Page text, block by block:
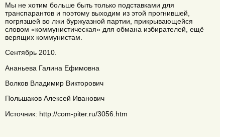
Мы не хотим больше быть только подставками для
транспарантов и поэтому выходим из этой прогнившей,
погрязшей во лжи буржуазной партии, прикрывающейся
словом «коммунистическая» для обмана избирателей, ещё
верящих коммунистам.
Сентябрь 2010.
Ананьева Галина Ефимовна
Волков Владимир Викторович
Польшаков Алексей Иванович
Источник: http://com-piter.ru/3056.htm